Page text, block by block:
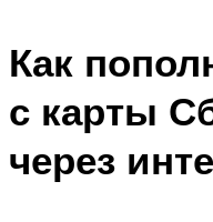
Как
с карты
через